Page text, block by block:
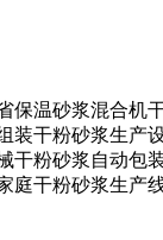
砂浆混合机
装干粉砂浆生
粉砂浆自动
干粉砂浆生产